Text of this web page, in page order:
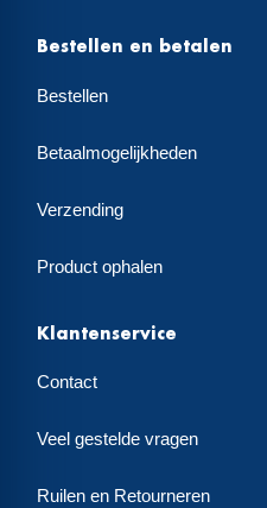
Bestellen en betalen
Bestellen
Betaalmogelijkheden
Verzending
Product ophalen
Klantenservice
Contact
Veel gestelde vragen
Ruilen en Retourneren